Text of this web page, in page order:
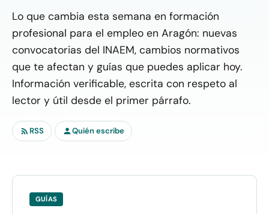
Lo que cambia esta semana en formación
profesional para el empleo en Aragón: nuevas
convocatorias del INAEM, cambios normativos
que te afectan y guías que puedes aplicar hoy.
Información verificable, escrita con respeto al
lector y útil desde el primer párrafo.
RSS Quién escribe
GUÍAS